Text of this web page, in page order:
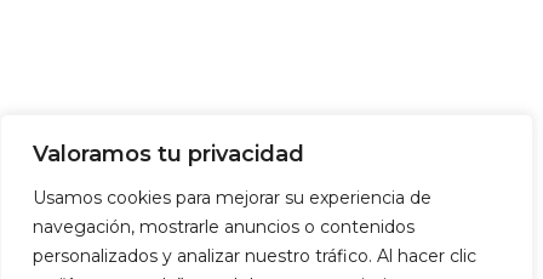
Valoramos tu privacidad
Usamos cookies para mejorar su experiencia de
navegación, mostrarle anuncios o contenidos
personalizados y analizar nuestro tráfico. Al hacer clic